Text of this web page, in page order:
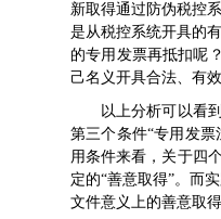
新取得通过防伪税控
是从税控系统开具的
的专用发票再抵扣呢
己名义开具合法、有
以上分析可以看到
第三个条件“专用发
用条件来看，关于四
定的“善意取得”。而
文件意义上的善意取得